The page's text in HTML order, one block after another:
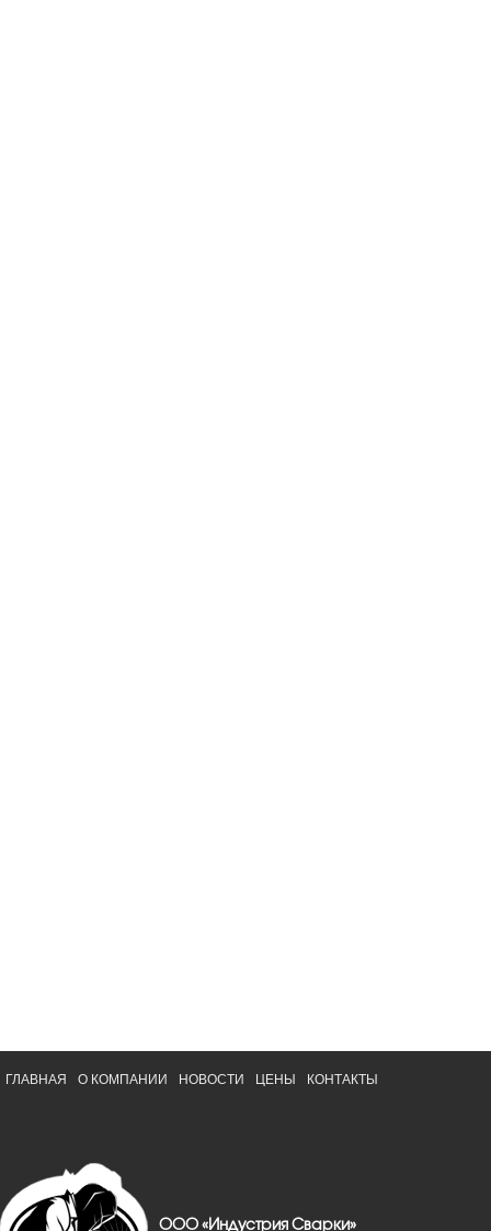
ГЛАВНАЯ О КОМПАНИИ НОВОСТИ ЦЕНЫ КОНТАКТЫ
ООО «Индустрия Сварки»